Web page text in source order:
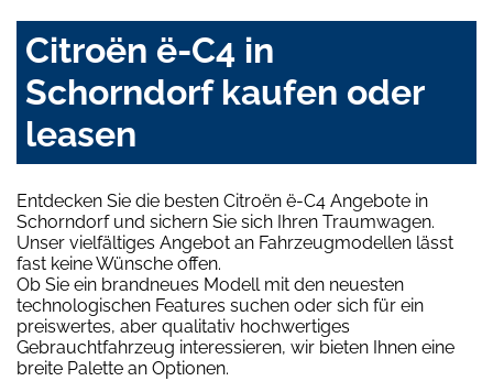
Citroën ë-C4 in
Schorndorf kaufen oder
leasen
Entdecken Sie die besten Citroën ë-C4 Angebote in
Schorndorf und sichern Sie sich Ihren Traumwagen.
Unser vielfältiges Angebot an Fahrzeugmodellen lässt
fast keine Wünsche offen.
Ob Sie ein brandneues Modell mit den neuesten
technologischen Features suchen oder sich für ein
preiswertes, aber qualitativ hochwertiges
Gebrauchtfahrzeug interessieren, wir bieten Ihnen eine
breite Palette an Optionen.